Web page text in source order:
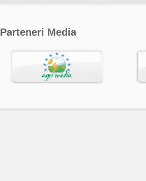
Parteneri Media